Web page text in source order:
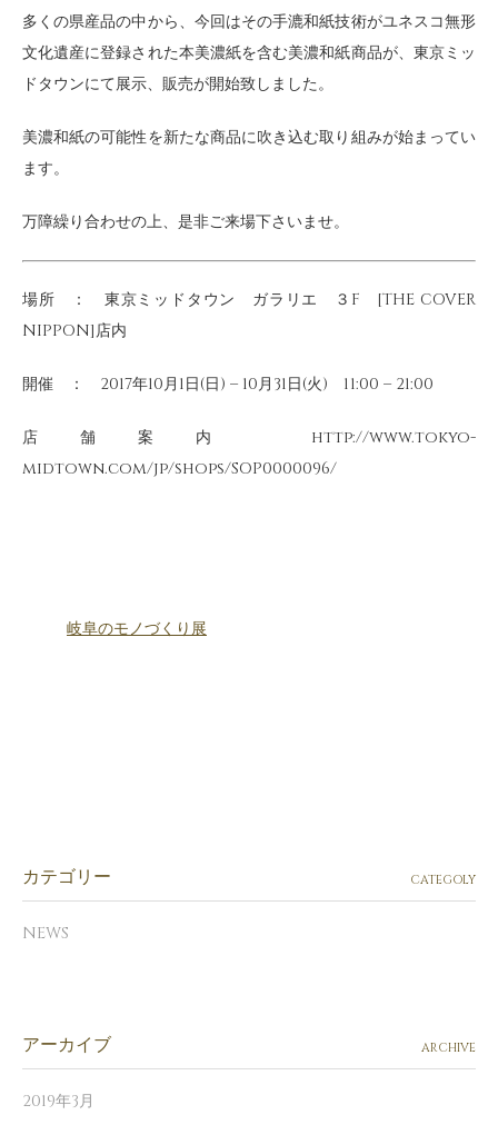
多くの県産品の中から、今回はその手漉和紙技術がユネスコ無形
文化遺産に登録された本美濃紙を含む美濃和紙商品が、東京ミッ
ドタウンにて展示、販売が開始致しました。
美濃和紙の可能性を新たな商品に吹き込む取り組みが始まってい
ます。
万障繰り合わせの上、是非ご来場下さいませ。
場所 ： 東京ミッドタウン ガラリエ ３F [THE COVER
NIPPON]店内
開催 ： 2017年10月1日(日) – 10月31日(火) 11:00 – 21:00
店舗案内 http://www.tokyo-
midtown.com/jp/shops/SOP0000096/
岐阜のモノづくり展
カテゴリー CATEGOLY
NEWS
アーカイブ ARCHIVE
2019年3月